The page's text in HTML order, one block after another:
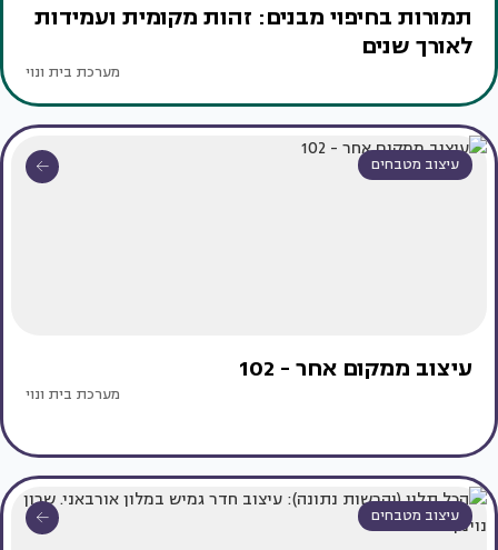
תמורות בחיפוי מבנים: זהות מקומית ועמידות
לאורך שנים
מערכת בית ונוי
עיצוב מטבחים
עיצוב ממקום אחר - 102
מערכת בית ונוי
עיצוב מטבחים